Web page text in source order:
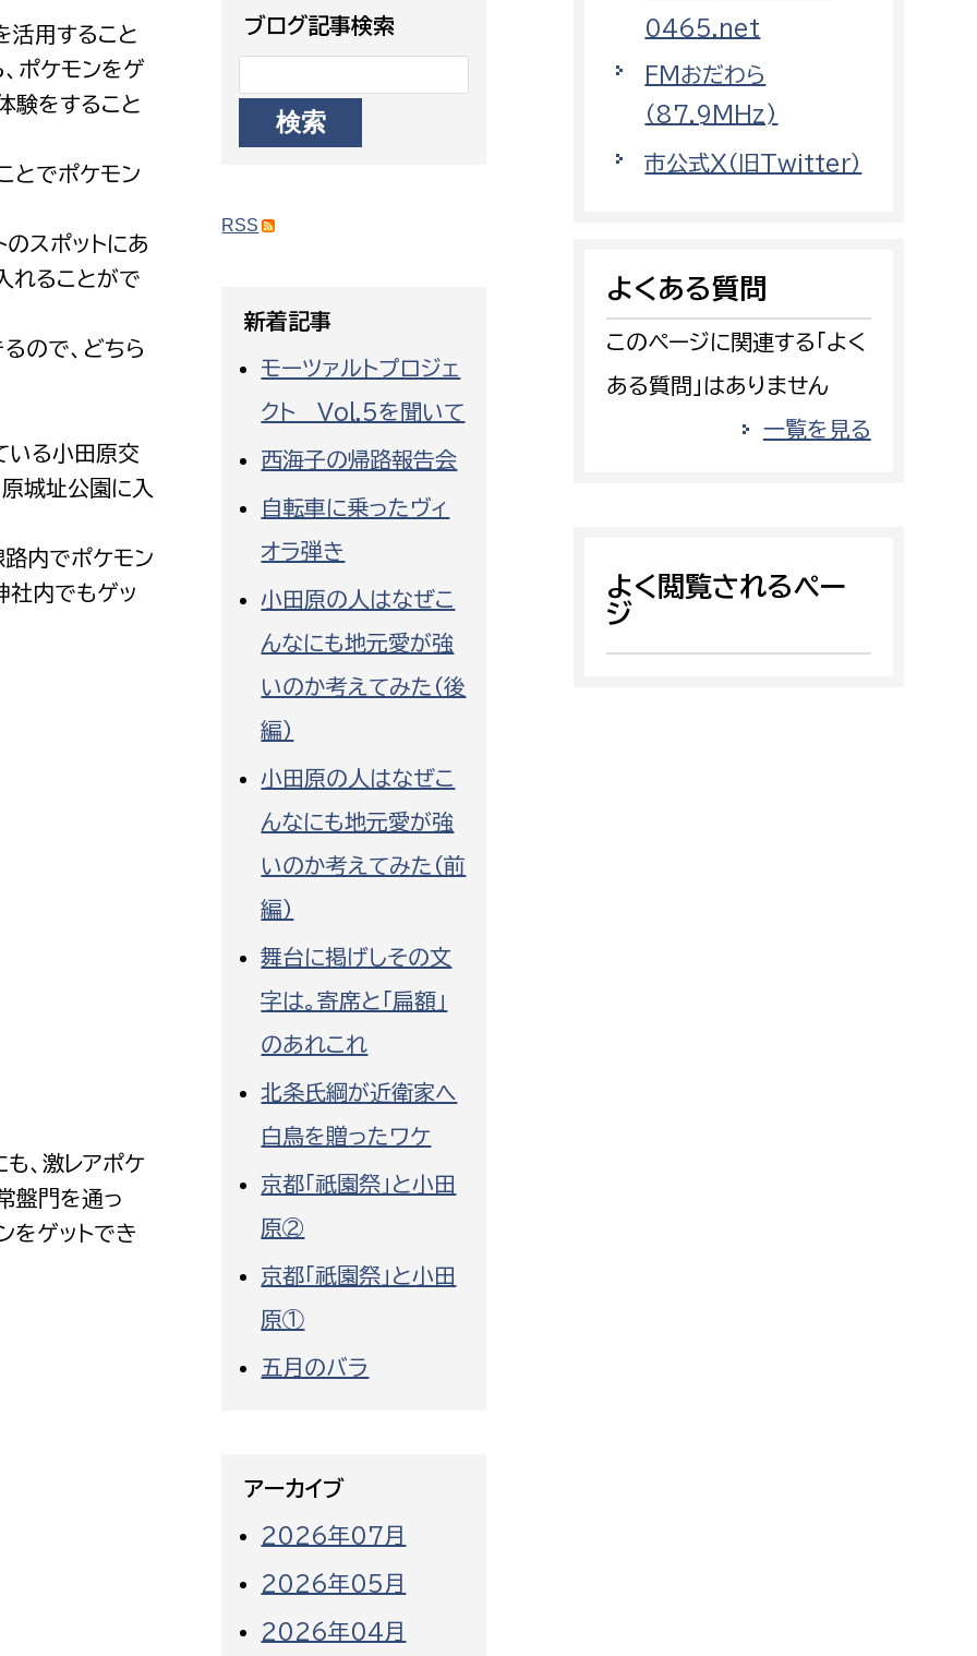
市議会
者
患者サポートセンター
病院管理局：経営管理課
消防
消防総務課
警防計画課
消防課
警防第1課
課
課
選挙管理委員会事務局
選挙管理委員会事務局
活用すること
ポケモンをゲ
験をすること
とでポケモン
スポットにあ
れることがで
ので、どちら
いる小田原交
城址公園に入
内でポケモン
社内でもゲッ
、激レアポケ
盤門を通っ
をゲットでき
ブログ記事検索
RSS
新着記事
モーツァルトプロジェ
クト Vol.5を聞いて
西海子の帰路報告会
自転車に乗ったヴィ
オラ弾き
小田原の人はなぜこ
んなにも地元愛が強
いのか考えてみた（後
編）
小田原の人はなぜこ
んなにも地元愛が強
いのか考えてみた（前
編）
舞台に掲げしその文
字は。寄席と「扁額」
のあれこれ
北条氏綱が近衛家へ
白鳥を贈ったワケ
京都「祇園祭」と小田
原②
京都「祇園祭」と小田
原①
五月のバラ
アーカイブ
2026年07月
2026年05月
2026年04月
0465.net
FMおだわら
（87.9MHz)
市公式X（旧Twitter）
よくある質問
このページに関連する「よく
ある質問」はありません
一覧を見る
よく閲覧されるペー
ジ